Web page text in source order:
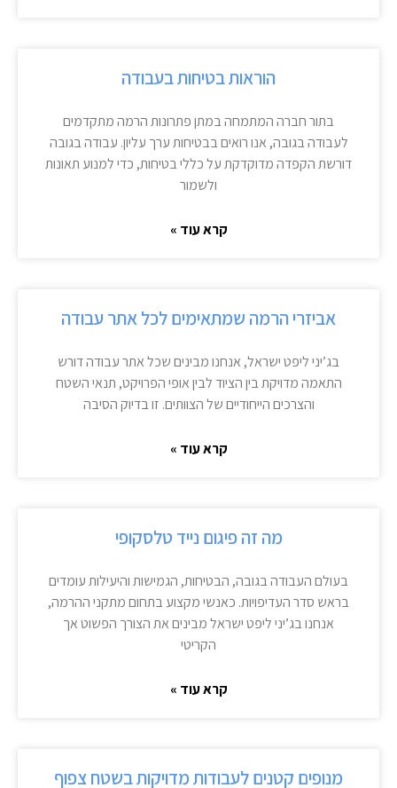
הוראות בטיחות בעבודה
בתור חברה המתמחה במתן פתרונות הרמה מתקדמים
לעבודה בגובה, אנו רואים בבטיחות ערך עליון. עבודה בגובה
דורשת הקפדה מדוקדקת על כללי בטיחות, כדי למנוע תאונות
ולשמור
קרא עוד »
אביזרי הרמה שמתאימים לכל אתר עבודה
בג’יני ליפט ישראל, אנחנו מבינים שכל אתר עבודה דורש
התאמה מדויקת בין הציוד לבין אופי הפרויקט, תנאי השטח
והצרכים הייחודיים של הצוותים. זו בדיוק הסיבה
קרא עוד »
מה זה פיגום נייד טלסקופי
בעולם העבודה בגובה, הבטיחות, הגמישות והיעילות עומדים
בראש סדר העדיפויות. כאנשי מקצוע בתחום מתקני ההרמה,
אנחנו בג’יני ליפט ישראל מבינים את הצורך הפשוט אך
הקריטי
קרא עוד »
מנופים קטנים לעבודות מדויקות בשטח צפוף